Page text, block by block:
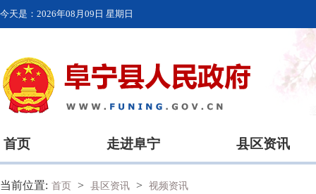
今天是： 2026年08月09日 星期日
首页 走进阜宁 县区资讯
当前位置: 首页 > 县区资讯 > 视频资讯